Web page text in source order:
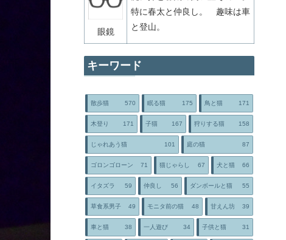
眼鏡
特に春太と仲良し。 趣味は車
と登山。
キーワード
散歩猫 570 眠る猫 175 鳥と猫 171
木登り 171 子猫 167 狩りする猫 158
じゃれあう猫 101 庭の猫 87
ゴロンゴローン 71 猫じゃらし 67 犬と猫 66
イタズラ 59 仲良し 56 ダンボールと猫 55
草食系男子 49 モニタ前の猫 48 甘えん坊 39
車と猫 38 一人遊び 34 子供と猫 31